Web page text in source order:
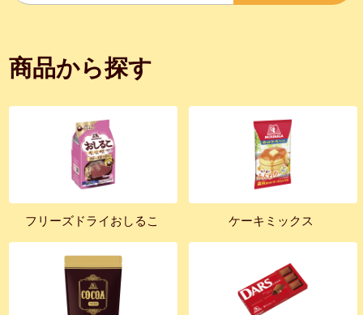
商品から探す
フリーズドライおしるこ ケーキミックス